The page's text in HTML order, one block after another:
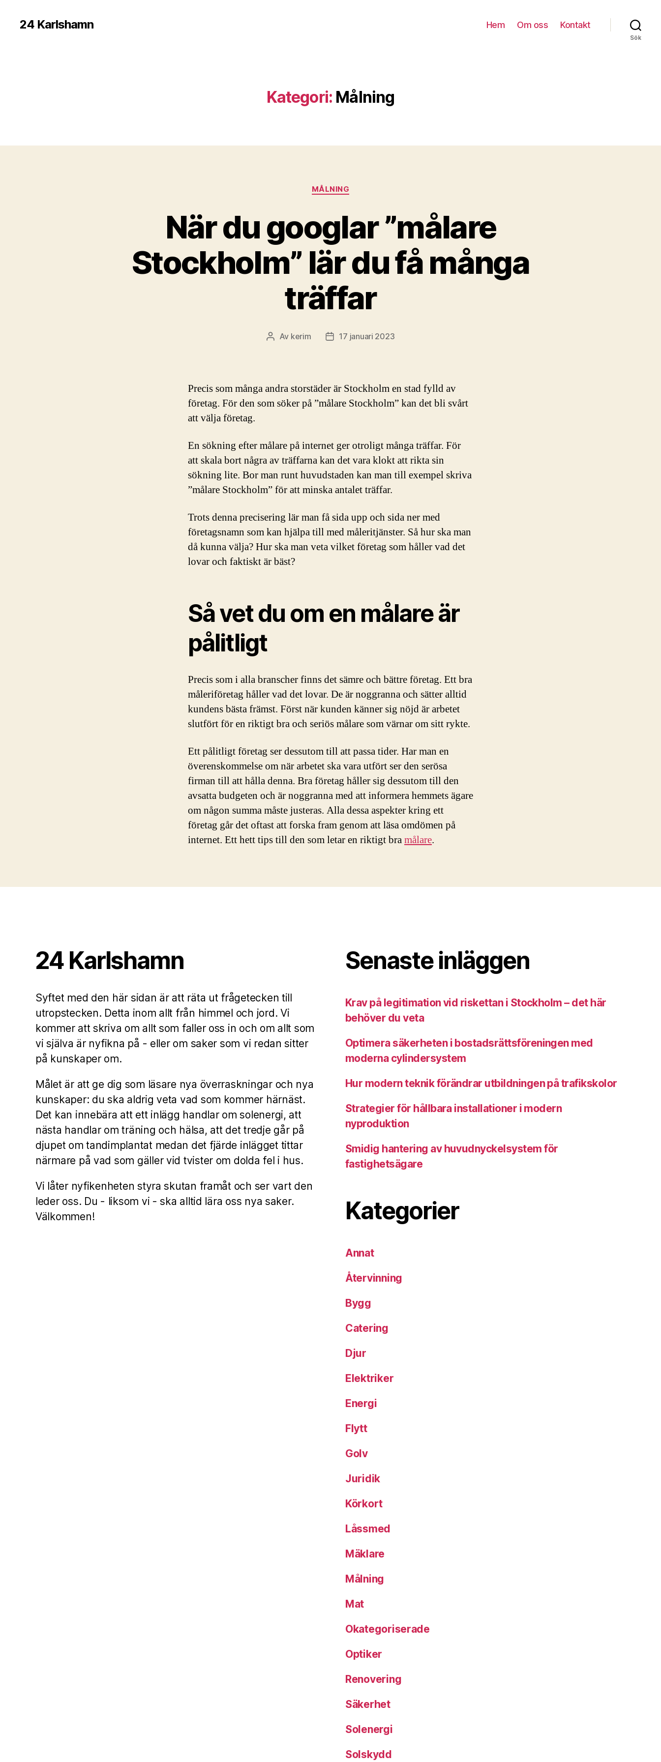
24 Karlshamn Hem Om oss Kontakt
Sök
Kategori: Målning
Kategorier
MÅLNING
När du googlar ”målare
Stockholm” lär du få många
träffar
Inläggsförfattare
Av kerim Inläggsdatum
17 januari 2023
Precis som många andra storstäder är Stockholm en stad fylld av
företag. För den som söker på ”målare Stockholm” kan det bli svårt
att välja företag.
En sökning efter målare på internet ger otroligt många träffar. För
att skala bort några av träffarna kan det vara klokt att rikta sin
sökning lite. Bor man runt huvudstaden kan man till exempel skriva
”målare Stockholm” för att minska antalet träffar.
Trots denna precisering lär man få sida upp och sida ner med
företagsnamn som kan hjälpa till med måleritjänster. Så hur ska man
då kunna välja? Hur ska man veta vilket företag som håller vad det
lovar och faktiskt är bäst?
Så vet du om en målare är
pålitligt
Precis som i alla branscher finns det sämre och bättre företag. Ett bra
måleriföretag håller vad det lovar. De är noggranna och sätter alltid
kundens bästa främst. Först när kunden känner sig nöjd är arbetet
slutfört för en riktigt bra och seriös målare som värnar om sitt rykte.
Ett pålitligt företag ser dessutom till att passa tider. Har man en
överenskommelse om när arbetet ska vara utfört ser den serösa
firman till att hålla denna. Bra företag håller sig dessutom till den
avsatta budgeten och är noggranna med att informera hemmets ägare
om någon summa måste justeras. Alla dessa aspekter kring ett
företag går det oftast att forska fram genom att läsa omdömen på
internet. Ett hett tips till den som letar en riktigt bramålare.
24 Karlshamn
Syftet med den här sidan är att räta ut frågetecken till
utropstecken. Detta inom allt från himmel och jord. Vi
kommer att skriva om allt som faller oss in och om allt som
vi själva är nyfikna på - eller om saker som vi redan sitter
på kunskaper om.
Målet är att ge dig som läsare nya överraskningar och nya
kunskaper: du ska aldrig veta vad som kommer härnäst.
Det kan innebära att ett inlägg handlar om solenergi, att
nästa handlar om träning och hälsa, att det tredje går på
djupet om tandimplantat medan det fjärde inlägget tittar
närmare på vad som gäller vid tvister om dolda fel i hus.
Vi låter nyfikenheten styra skutan framåt och ser vart den
leder oss. Du - liksom vi - ska alltid lära oss nya saker.
Välkommen!
Senaste inläggen
Krav på legitimation vid riskettan i Stockholm – det här
behöver du veta
Optimera säkerheten i bostadsrättsföreningen med
moderna cylindersystem
Hur modern teknik förändrar utbildningen på trafikskolor
Strategier för hållbara installationer i modern
nyproduktion
Smidig hantering av huvudnyckelsystem för
fastighetsägare
Kategorier
Annat
Återvinning
Bygg
Catering
Djur
Elektriker
Energi
Flytt
Golv
Juridik
Körkort
Låssmed
Mäklare
Målning
Mat
Okategoriserade
Optiker
Renovering
Säkerhet
Solenergi
Solskydd